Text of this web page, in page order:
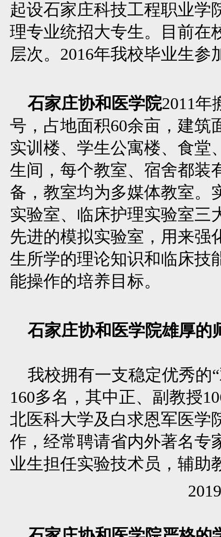
起设石家庄科技工程职业学
理专业统招大专生。目前在
层次。2016年我校毕业生参
石家庄协和医学院2011年
号，占地面积60余亩，建筑
实训楼、学生公寓楼、食堂
生间，每个教室、宿舍都装
备，教室均为多媒体教室。
实验室、临床护理实验室三
先进的模拟实验室，用来强
生所学的理论知识和临床技
能操作的培养目标。
石家庄协和医学院雄厚的
我校拥有一支稳定优秀的
160多名，其中正、副教授
北医科大学及白求恩军医学
作，经常聘请省内外著名专
业生担任实验技术员，辅助